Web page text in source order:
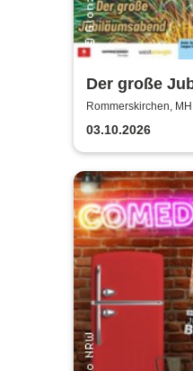
Der große
Rommerskirchen,
03.10.2026